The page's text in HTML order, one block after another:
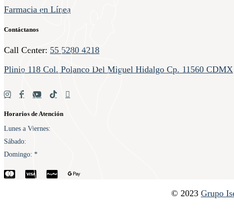
Farmacia en Línea
Contáctanos
Call Center: 55 5280 4218
Plinio 118 Col. Polanco Del Miguel Hidalgo Cp. 11560 CDMX
Horarios de Atención
Lunes a Viernes
Sábado
Domingo
© 2023 Grupo